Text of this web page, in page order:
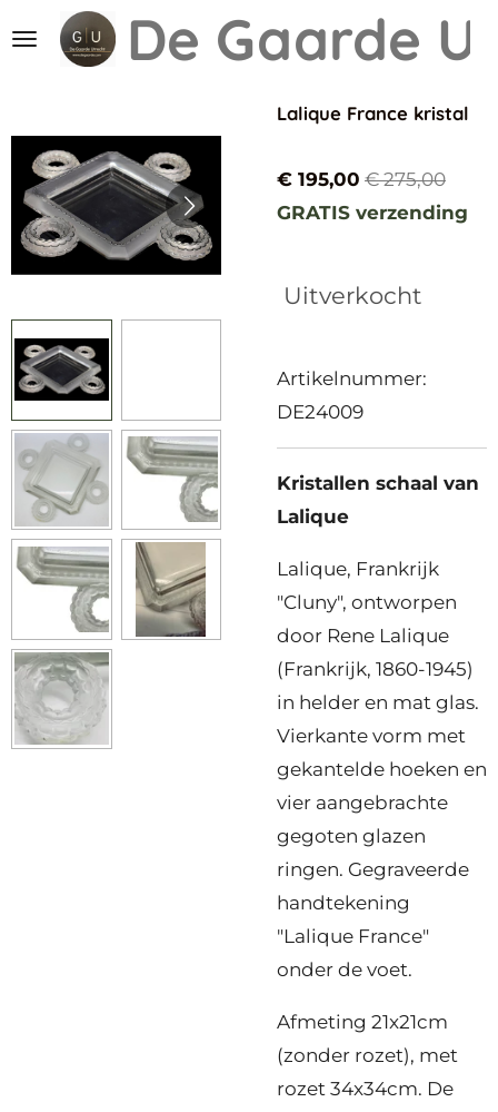
Ga
hoofdinhoud
De Gaarde
Lalique France kristal
€ 195,00 € 275,00
GRATIS verzending
Uitverkocht
Artikelnummer:
DE24009
Kristallen schaal van
Lalique
Lalique, Frankrijk
"Cluny", ontworpen
door Rene Lalique
(Frankrijk, 1860-1945)
in helder en mat glas.
Vierkante vorm met
gekantelde hoeken en
vier aangebrachte
gegoten glazen
ringen. Gegraveerde
handtekening
"Lalique France"
onder de voet.
Afmeting 21x21cm
(zonder rozet), met
rozet 34x34cm. De